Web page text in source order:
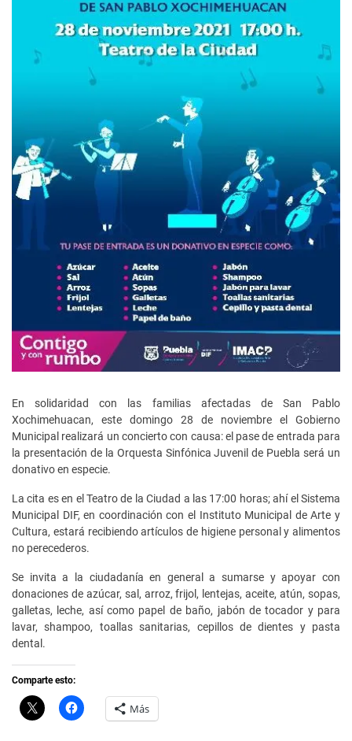
En solidaridad con las familias afectadas de San Pablo
Xochimehuacan, este domingo 28 de noviembre el Gobierno
Municipal realizará un concierto con causa: el pase de entrada para
la presentación de la Orquesta Sinfónica Juvenil de Puebla será un
donativo en especie.
La cita es en el Teatro de la Ciudad a las 17:00 horas; ahí el Sistema
Municipal DIF, en coordinación con el Instituto Municipal de Arte y
Cultura, estará recibiendo artículos de higiene personal y alimentos
no perecederos.
Se invita a la ciudadanía en general a sumarse y apoyar con
donaciones de azúcar, sal, arroz, frijol, lentejas, aceite, atún, sopas,
galletas, leche, así como papel de baño, jabón de tocador y para
lavar, shampoo, toallas sanitarias, cepillos de dientes y pasta
dental.
Comparte esto:
C
l
H
a Más